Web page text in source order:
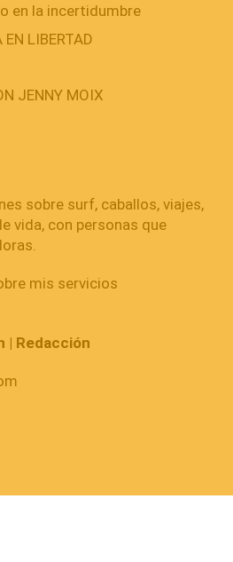
en la incertidumbre
LIBERTAD
JENNY MOIX
sobre surf, caballos, viajes,
vida, con personas que
mis servicios
| Redacción